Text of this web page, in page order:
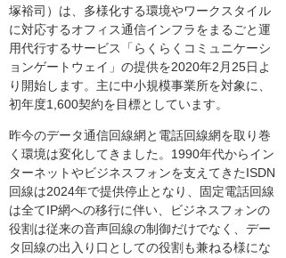
塚裕司）は、多様化する環境やワークスタイル
に対応するオフィス通信インフラをまるごと運
用代行するサービス「らくらくコミュニケーシ
ョンゲートウェイ」の提供を2020年2月25日よ
り開始します。主に中小規模事業所を対象に、
初年度1,600契約を目標としています。
昨今のデータ通信回線網と電話回線網を取り巻
く環境は変化してきました。1990年代からイン
ターネットやビジネスフォンを支えてきたISDN
回線は2024年で提供停止となり、固定電話回線
は全てIP網への移行に伴い、ビジネスフォンの
役割は従来の音声回線の制御だけでなく、デー
タ回線の出入り口としての役割も兼ねる様にな